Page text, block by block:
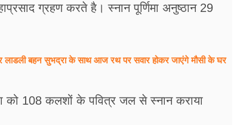
ग्रहण करते है। स्नान पूर्णिमा अनुष्ठान 29
बहन सुभद्रा के साथ आज रथ पर सवार होकर जाएंगे मौसी के घर
को 108 कलशों के पवित्र जल से स्नान कराया